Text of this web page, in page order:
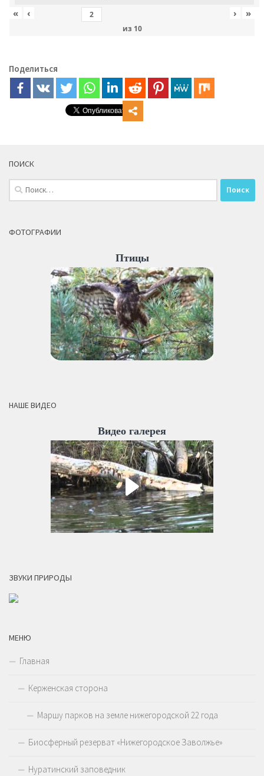
«
‹
из 10
› »
Поделиться
ПОИСК
Найти:
ФОТОГРАФИИ
Птицы
НАШЕ ВИДЕО
Видео галерея
ЗВУКИ ПРИРОДЫ
МЕНЮ
Главная
Керженская сторона
Маршу парков на земле нижегородской 22 года
Биосферный резерват «Нижегородское Заволжье»
Нуратинский заповедник